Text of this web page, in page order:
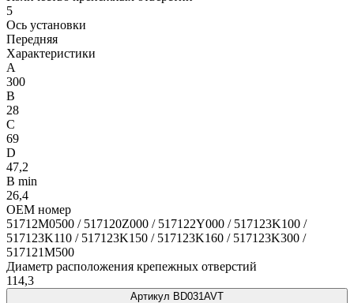
5
Ось установки
Передняя
Характеристики
A
300
B
28
C
69
D
47,2
B min
26,4
OEM номер
51712M0500 / 517120Z000 / 517122Y000 / 517123K100 /
517123K110 / 517123K150 / 517123K160 / 517123K300 /
517121M500
Диаметр расположения крепежных отверстий
114,3
Артикул BD031AVT